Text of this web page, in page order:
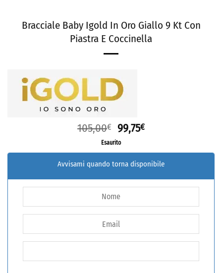
Bracciale Baby Igold In Oro Giallo 9 Kt Con
Piastra E Coccinella
105,00€ 99,75€
Esaurito
Avvisami quando torna disponibile